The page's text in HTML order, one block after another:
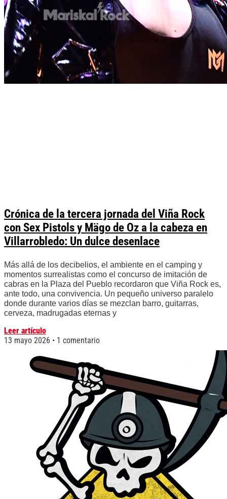
Crónica de la tercera jornada del Viña Rock
con Sex Pistols y Mägo de Oz a la cabeza en
Villarrobledo: Un dulce desenlace
Más allá de los decibelios, el ambiente en el camping y
momentos surrealistas como el concurso de imitación de
cabras en la Plaza del Pueblo recordaron que Viña Rock es,
ante todo, una convivencia. Un pequeño universo paralelo
donde durante varios días se mezclan barro, guitarras,
cerveza, madrugadas eternas y
Leer artículo
13 mayo 2026
1 comentario